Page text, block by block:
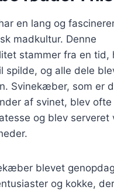
en lang og
madkultur. Denne
stammer fra en tid,
spilde, og alle dele
Svinekæber, som er
af svinet, blev
og blev serveret
blevet
og kokke, der